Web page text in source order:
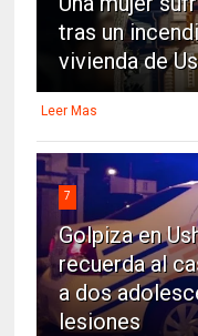
tras un
vivienda de
Leer Mas
7
Golpiza en
recuerda al
a dos
lesiones